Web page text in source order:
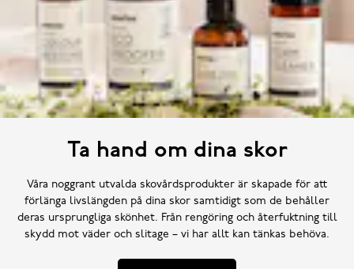
Ta hand om dina skor
Våra noggrant utvalda skovårdsprodukter är skapade för att
förlänga livslängden på dina skor samtidigt som de behåller
deras ursprungliga skönhet. Från rengöring och återfuktning till
skydd mot väder och slitage – vi har allt kan tänkas behöva.